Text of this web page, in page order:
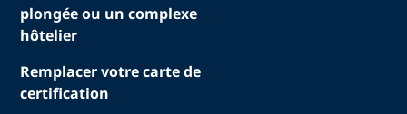
plongée ou un complexe
hôtelier
Remplacer votre carte de
certification